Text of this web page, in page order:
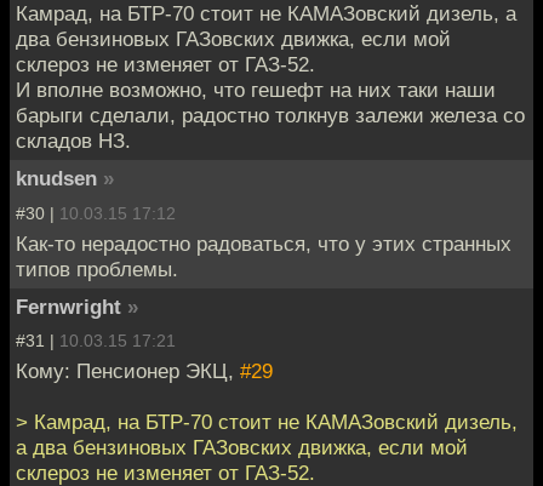
Камрад, на БТР-70 стоит не КАМАЗовский дизель, а
два бензиновых ГАЗовских движка, если мой
склероз не изменяет от ГАЗ-52.
И вполне возможно, что гешефт на них таки наши
барыги сделали, радостно толкнув залежи железа со
складов НЗ.
knudsen »
#30 | 10.03.15 17:12
Как-то нерадостно радоваться, что у этих странных
типов проблемы.
Fernwright »
#31 | 10.03.15 17:21
Кому: Пенсионер ЭКЦ, #29
> Камрад, на БТР-70 стоит не КАМАЗовский дизель,
а два бензиновых ГАЗовских движка, если мой
склероз не изменяет от ГАЗ-52.